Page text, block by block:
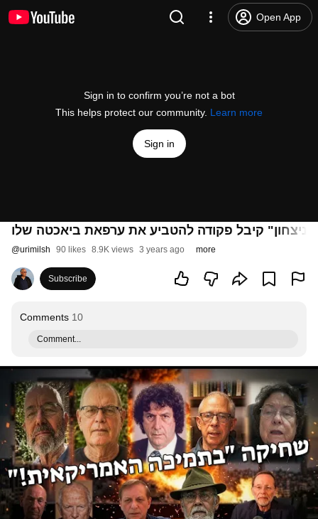
Open App
Sign in to confirm you’re not a bot
This helps protect our community. Learn more
Sign in
קיבל פקודה להטביע את ערפאת ביאכטה שלו
@urimilsh 90 likes 8.9K views 3 years ago more
Subscribe
Comments 10
Comment...